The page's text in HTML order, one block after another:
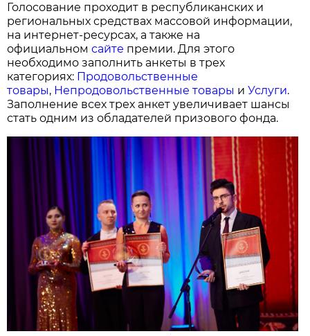
Голосование проходит в республиканских и
региональных средствах массовой информации,
на интернет-ресурсах, а также на
официальномсайте премии. Для этого
необходимо заполнить анкеты в трех
категориях: Продовольственные
товары, Непродовольственные товары иУслуги.
Заполнение всех трех анкет увеличивает шансы
стать одним из обладателей призового фонда.